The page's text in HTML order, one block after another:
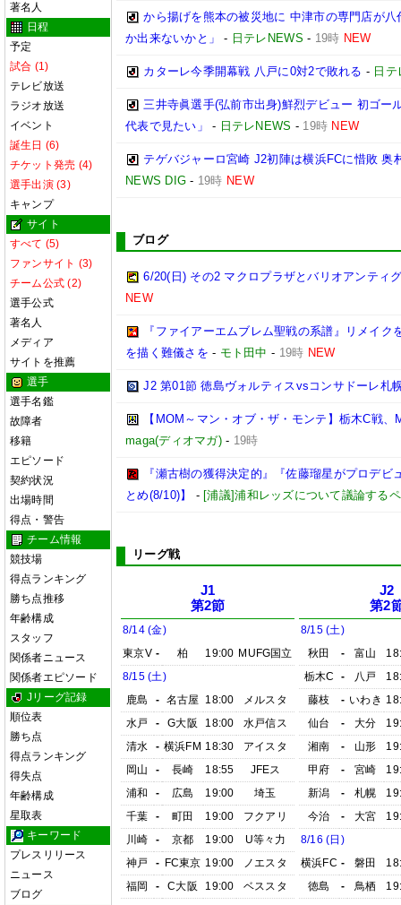
著名人
日程
予定
試合 (1)
テレビ放送
ラジオ放送
イベント
誕生日 (6)
チケット発売 (4)
選手出演 (3)
キャンプ
サイト
すべて (5)
ファンサイト (3)
チーム公式 (2)
選手公式
著名人
メディア
サイトを推薦
選手
選手名鑑
故障者
移籍
エピソード
契約状況
出場時間
得点・警告
チーム情報
競技場
得点ランキング
勝ち点推移
年齢構成
スタッフ
関係者ニュース
関係者エピソード
Jリーグ記録
順位表
勝ち点
得点ランキング
得失点
年齢構成
星取表
キーワード
プレスリリース
ニュース
ブログ
から揚げを熊本の被災地に 中津市の専門店が
か出来ないかと」
- 日テレNEWS - 19時 NEW
カターレ今季開幕戦 八戸に0対2で敗れる - 日
三井寺眞選手(弘前市出身)鮮烈デビュー 初ゴー
代表で見たい」
- 日テレNEWS - 19時 NEW
テゲバジャーロ宮崎 J2初陣は横浜FCに惜敗 奥
NEWS DIG - 19時 NEW
ブログ
6/20(日) その2 マクロプラザとバリオアンティ
NEW
『ファイアーエムブレム聖戦の系譜』リメイ
を描く難儀さを - モト田中 - 19時 NEW
J2 第01節 徳島ヴォルティスvsコンサドーレ札
【MOM～マン・オブ・ザ・モンテ】栃木C戦
maga(ディオマガ)- 19時
『瀬古樹の獲得決定的』『佐藤瑠星がプロデ
とめ(8/10)】
- [浦議]浦和レッズについて議論する
リーグ戦
J1
第2節
8/14 (金)
東京V - 柏 19:00 MUFG国立
8/15 (土)
鹿島
- 名古屋 18:00
メルスタ
水戸
- G大阪 18:00
水戸信ス
清水
- 横浜FM 18:30
アイスタ
岡山
- 長崎 18:55
JFEス
浦和
- 広島 19:00
埼玉
千葉
- 町田 19:00
フクアリ
川崎
- 京都 19:00
U等々力
神戸
- FC東京 19:00
ノエスタ
福岡
- C大阪 19:00 ベススタ
J2
第2
8/15 (土)
秋田
- 富山
栃木C
- 八戸
藤枝
- いわき
仙台
- 大分
湘南
- 山形
甲府
- 宮崎
新潟
- 札幌
今治
- 大宮
8/16 (日)
横浜FC - 磐田
徳島
- 鳥栖